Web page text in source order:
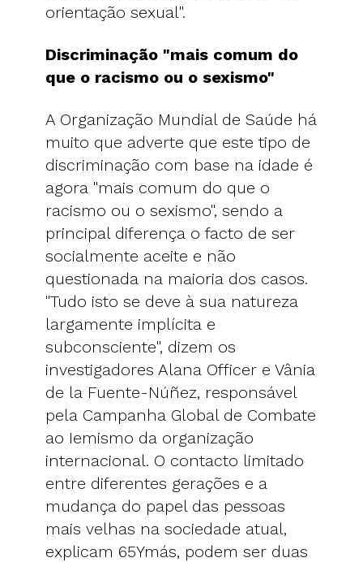
orientação sexual".
Discriminação "mais comum do
que o racismo ou o sexismo"
A Organização Mundial de Saúde há
muito que adverte que este tipo de
discriminação com base na idade é
agora "mais comum do que o
racismo ou o sexismo", sendo a
principal diferença o facto de ser
socialmente aceite e não
questionada na maioria dos casos.
"Tudo isto se deve à sua natureza
largamente implícita e
subconsciente", dizem os
investigadores Alana Officer e Vânia
de la Fuente-Núñez, responsável
pela Campanha Global de Combate
ao Iemismo da organização
internacional. O contacto limitado
entre diferentes gerações e a
mudança do papel das pessoas
mais velhas na sociedade atual,
explicam 65Ymás, podem ser duas